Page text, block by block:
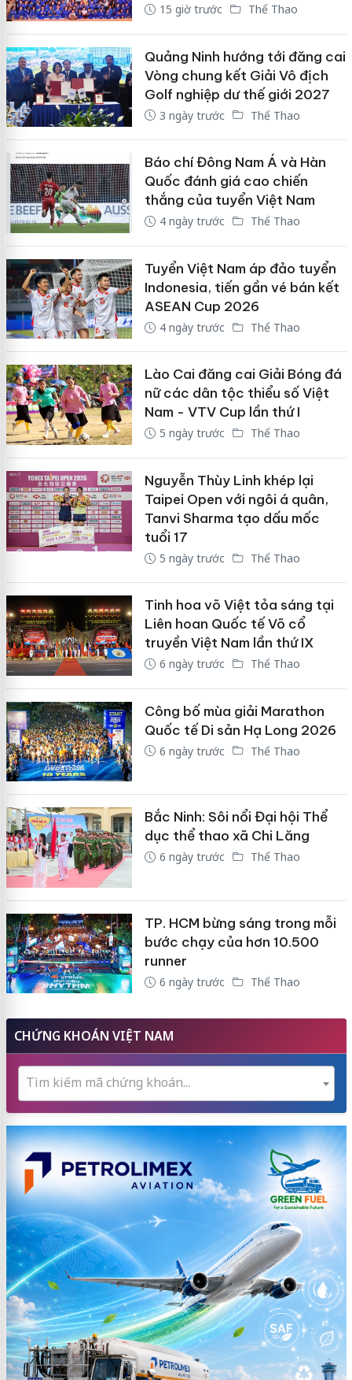
15 giờ trước Thể Thao
Quảng Ninh hướng tới đăng cai
Vòng chung kết Giải Vô địch
Golf nghiệp dư thế giới 2027
3 ngày trước Thể Thao
Báo chí Đông Nam Á và Hàn
Quốc đánh giá cao chiến
thắng của tuyển Việt Nam
4 ngày trước Thể Thao
Tuyển Việt Nam áp đảo tuyển
Indonesia, tiến gần vé bán kết
ASEAN Cup 2026
4 ngày trước Thể Thao
Lào Cai đăng cai Giải Bóng đá
nữ các dân tộc thiểu số Việt
Nam - VTV Cup lần thứ I
5 ngày trước Thể Thao
Nguyễn Thùy Linh khép lại
Taipei Open với ngôi á quân,
Tanvi Sharma tạo dấu mốc
tuổi 17
5 ngày trước Thể Thao
Tinh hoa võ Việt tỏa sáng tại
Liên hoan Quốc tế Võ cổ
truyền Việt Nam lần thứ IX
6 ngày trước Thể Thao
Công bố mùa giải Marathon
Quốc tế Di sản Hạ Long 2026
6 ngày trước Thể Thao
Bắc Ninh: Sôi nổi Đại hội Thể
dục thể thao xã Chi Lăng
6 ngày trước Thể Thao
TP. HCM bừng sáng trong mỗi
bước chạy của hơn 10.500
runner
6 ngày trước Thể Thao
CHỨNG KHOÁN VIỆT NAM
Tìm kiếm mã chứng khoán...